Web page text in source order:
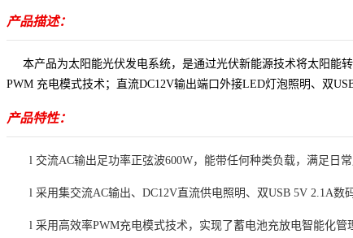
产品描述：
本产品为太阳能光伏发电系统， 是通过光伏新能源技术将太阳能
PWM 充电模式技术； 直流DC12V输出端口外接LED灯泡照明、 双
产品特性：
l 交流AC输出足功率正弦波600W，能带任何种类负载，满足日
l 采用集交流AC输出、 DC12V直流供电照明、双USB 5V 2.1A数
l 采用高效率PWM充电模式技术，实现了蓄电池充放电智能化管